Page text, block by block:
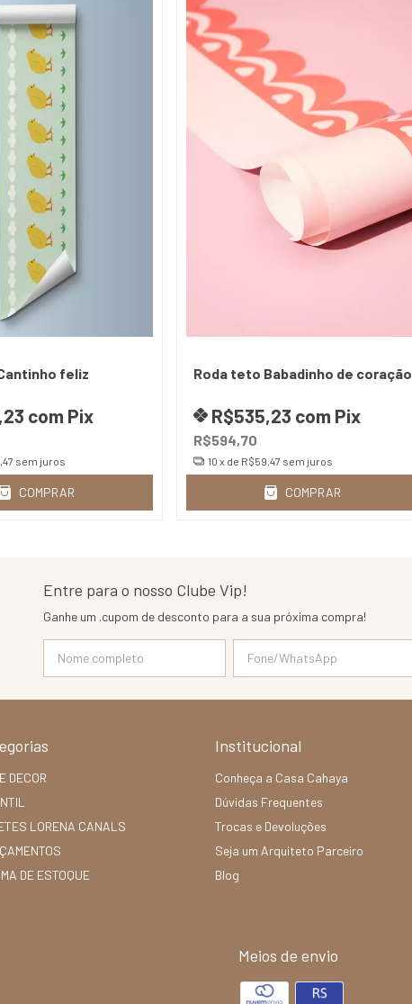
feliz
com Pix
sem juros
COMPRAR
Roda teto Babadinho de coração
R$594,70
R$535,23 com Pix
10 x de R$59,47 sem juros
COMPRAR
Entre para o nosso Clube Vip!
Ganhe um .cupom de desconto para a sua próxima compra!
DECOR
LORENA CANALS
DE ESTOQUE
Institucional
Conheça a Casa Cahaya
Dúvidas Frequentes
Trocas e Devoluções
Seja um Arquiteto Parceiro
Blog
Meios de envio